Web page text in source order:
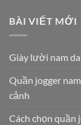
BÀI VIẾT MỚI
Giày lười nam
Quần jogger
cảnh
Cách chọn quần